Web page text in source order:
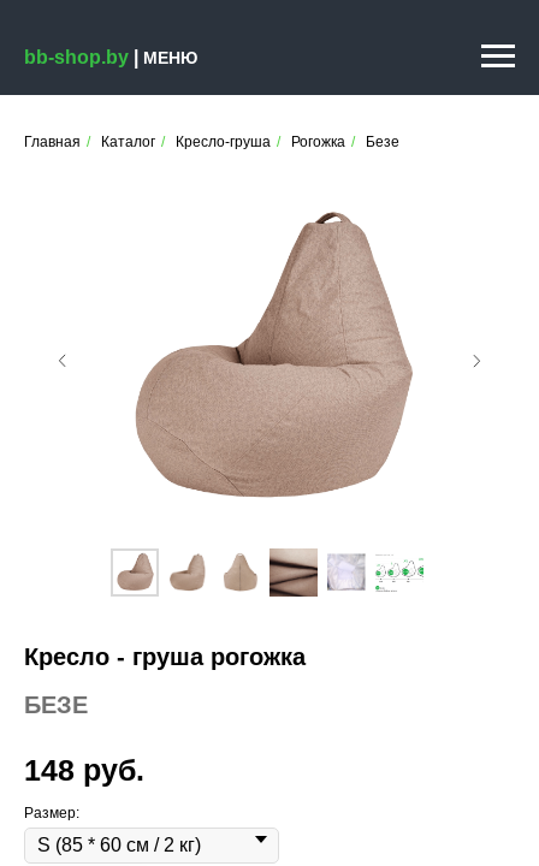
bb-shop.by МЕНЮ
Главная / Каталог / Кресло-груша / Рогожка / Безе
Кресло - груша рогожка
БЕЗЕ
148 руб.
Размер: